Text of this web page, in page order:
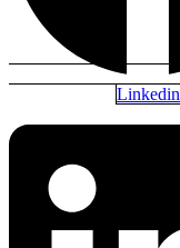
Linkedin